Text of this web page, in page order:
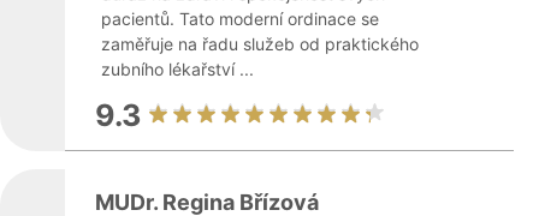
pacientů. Tato moderní ordinace se
zaměřuje na řadu služeb od praktického
zubního lékařství ...
9.3
MUDr. Regina Břízová